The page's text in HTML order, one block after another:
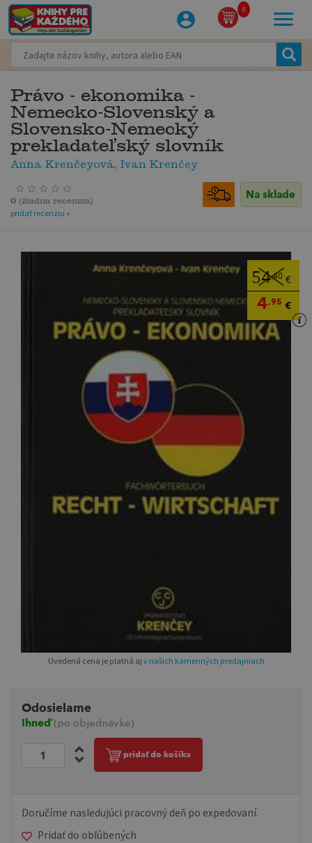
0
Právo - ekonomika -
Nemecko-Slovenský a
Slovensko-Nemecký
prekladateľský slovník
Anna Krenčeyová, Ivan Krenčey
Na sklade
0 (žiadna recenzia)
pridať recenziu »
54,40 €
4,95 €
Uvedená cena je platná aj v našich kamenných predajniach
Odosielame
Ihneď(po objednávke)
pridať do košíka
Doručíme nasledujúci pracovný deň po expedovaní.
Pridať do obľúbených